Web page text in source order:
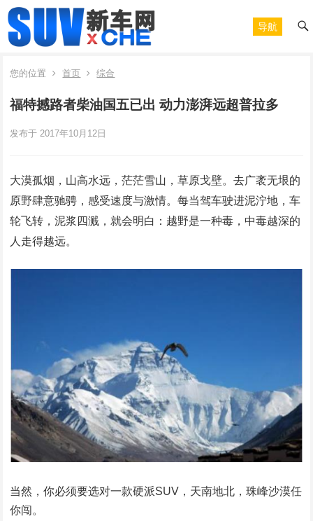
导航
您的位置 首页 综合
福特撼路者柴油国五已出 动力澎湃远超普拉多
发布于 2017年10月12日
大漠孤烟，山高水远，茫茫雪山，草原戈壁。去广袤无垠的
原野肆意驰骋，感受速度与激情。每当驾车驶进泥泞地，车
轮飞转，泥浆四溅，就会明白：越野是一种毒，中毒越深的
人走得越远。
当然，你必须要选对一款硬派SUV，天南地北，珠峰沙漠任
你闯。